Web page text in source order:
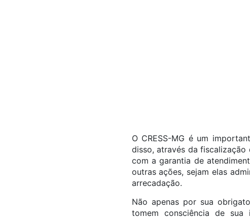
O CRESS-MG é um
disso, através da
com a garantia de
outras ações, sejam elas
arrecadação.
Não apenas por sua
tomem consciência de